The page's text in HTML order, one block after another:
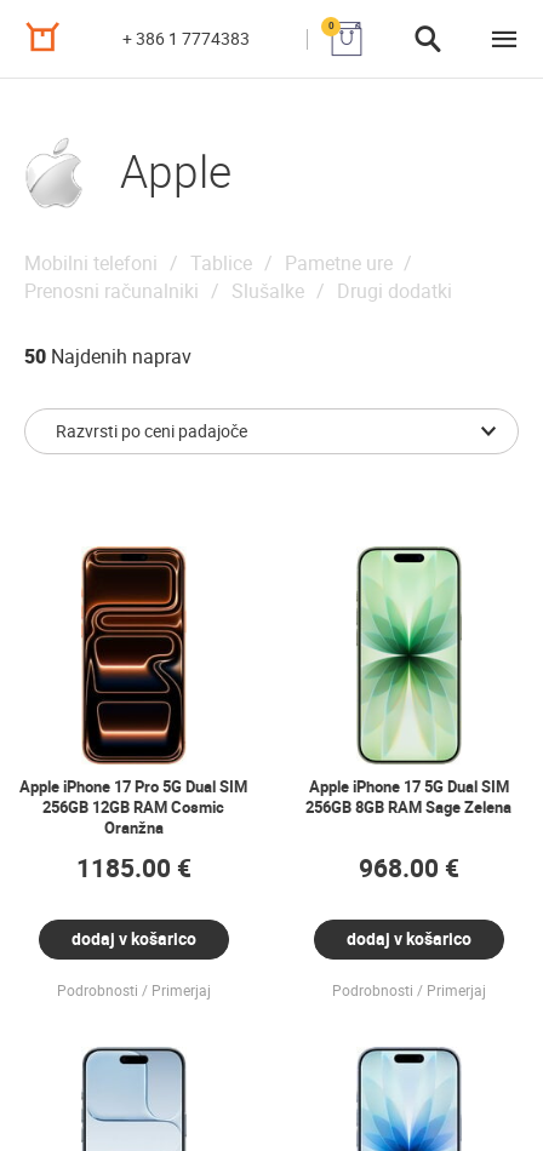
+ 386 1 7774383
0
Apple
Mobilni telefoni Tablice
Pametne ure
Prenosni računalniki
Slušalke Drugi dodatki
50 Najdenih naprav
Apple iPhone 17 Pro 5G Dual SIM
256GB 12GB RAM Cosmic
Oranžna
1185.00 €
dodaj v košarico
Podrobnosti Primerjaj
Apple iPhone 17 5G Dual SIM
256GB 8GB RAM Sage Zelena
968.00 €
dodaj v košarico
Podrobnosti Primerjaj